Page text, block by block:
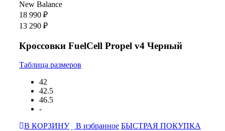
New Balance
18 990 ₽
13 290 ₽
Кроссовки FuelCell Propel v4 Черный
Таблица размеров
42
42.5
46.5
-
В КОРЗИНУ
В избранное БЫСТРАЯ ПОКУПКА